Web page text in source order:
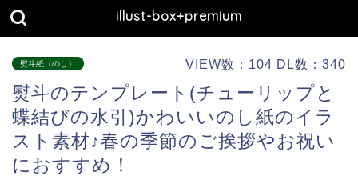
illust-box+premium
熨斗紙（のし） VIEW数：104 DL数：340
熨斗のテンプレート(チューリップと
蝶結びの水引)かわいいのし紙のイラ
スト素材♪春の季節のご挨拶やお祝い
におすすめ！